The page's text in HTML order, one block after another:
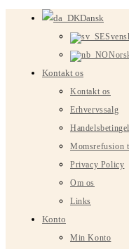
Dansk
Kontakt os
Kontakt os
Erhvervssalg
Momsrefusion
Privacy Policy
Om os
Links
Konto
Min Konto